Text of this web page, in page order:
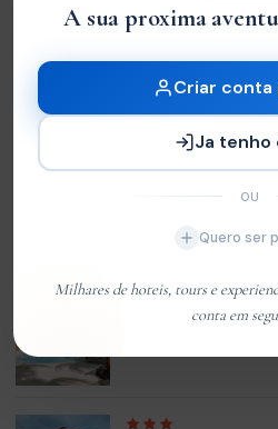
You must log into write
Customer 01
Member Since Jan 2026
Xai-Xai Beach
MT5.500,00 /
A sua proxima
Criar
Ja tenho
OU
Quero ser
Milhares de hoteis, tours e
conta em